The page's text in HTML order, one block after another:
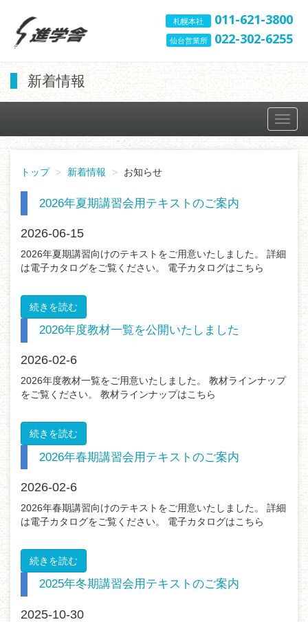
札幌本社 011-621-3800
仙台営業所 022-302-6255
新着情報
トップ 新着情報 お知らせ
2026年夏期講習会用テキストのご案内
2026-06-15
2026年夏期講習向けのテキストをご用意いたしました。 詳細
は電子カタログをご覧ください。 電子カタログはこちら
続きを読む
2026年度教材一覧を公開いたしました
2026-02-6
2026年度教材一覧をご用意いたしました。 教材ラインナップ
をご覧ください。 教材ラインナップはこちら
続きを読む
2026年春期講習会用テキストのご案内
2026-02-6
2026年春期講習向けのテキストをご用意いたしました。 詳細
は電子カタログをご覧ください。 電子カタログはこちら
続きを読む
2025年冬期講習会用テキストのご案内
2025-10-30